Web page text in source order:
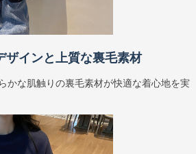
ザインと上質な裏毛素材
かな肌触りの裏毛素材が快適な着心地を実